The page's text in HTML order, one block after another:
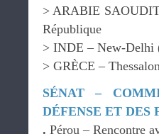
> ARABIE
République
> INDE – New-Delhi
> GRÈCE –
SÉNAT –
DÉFENSE ET DES
. Pérou – Rencontre